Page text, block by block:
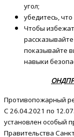
угол;
убедитесь,
Чтобы
показывайте
навыки
ОНДПР
Противопожарный
С 26.04.2021 по
установлен особый
Правительства